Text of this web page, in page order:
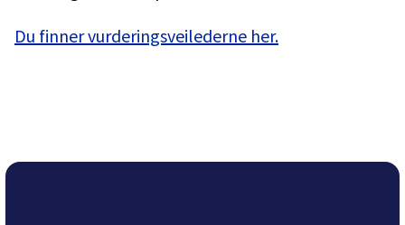
Du finner vurderingsveilederne her.